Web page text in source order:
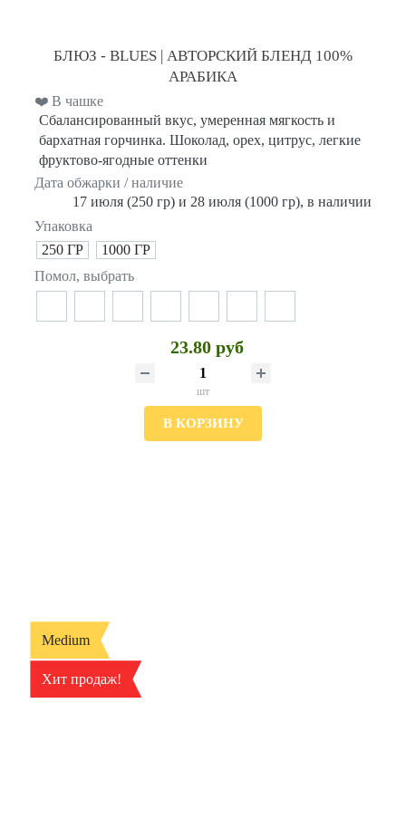
БЛЮЗ - BLUES | АВТОРСКИЙ БЛЕНД 100%
АРАБИКА
❤️ В чашке
Сбалансированный вкус, умеренная мягкость и
бархатная горчинка. Шоколад, орех, цитрус, легкие
фруктово-ягодные оттенки
Дата обжарки / наличие
17 июля (250 гр) и 28 июля (1000 гр), в наличии
Упаковка
250 ГР
1000 ГР
Помол, выбрать
23.80 руб
шт
В КОРЗИНУ
Medium
Хит продаж!